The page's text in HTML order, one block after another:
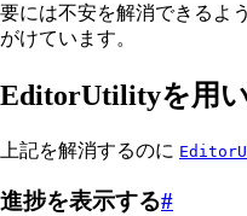
要には不安を解消できるよう
がけています。
EditorUtilityを用
上記を解消するのに
進捗を表示する#